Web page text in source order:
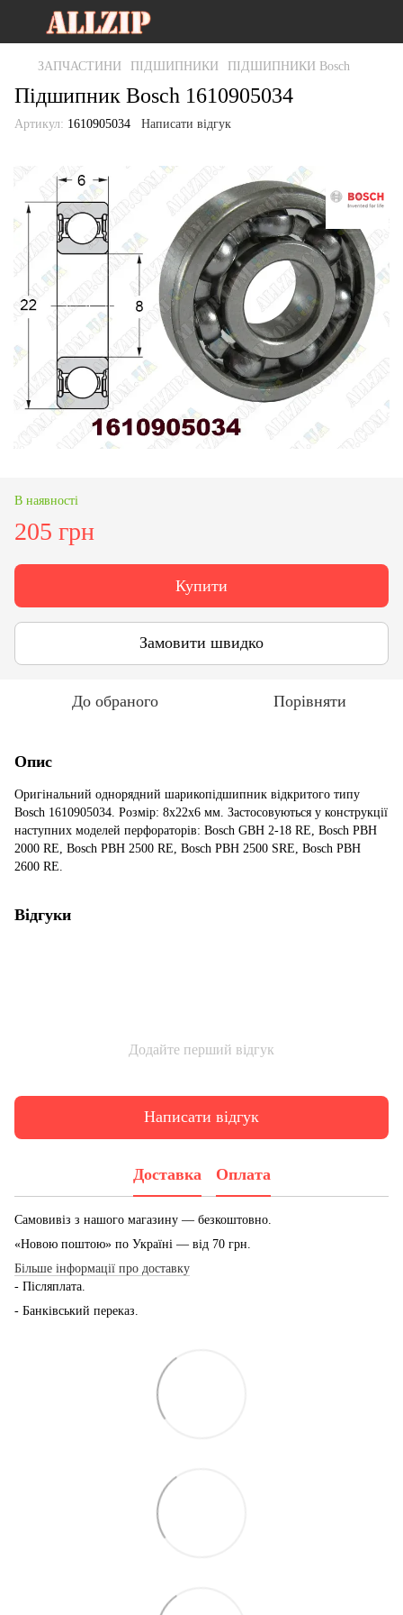
ЗАПЧАСТИНИ ПІДШИПНИКИ ПІДШИПНИКИ Bosch
Підшипник Bosch 1610905034
Артикул: 1610905034 Написати відгук
В наявності
205 грн
Купити
Замовити швидко
До обраного Порівняти
Опис
Оригінальний однорядний шарикопідшипник відкритого типу
Bosch 1610905034. Розмір: 8x22x6 мм. Застосовуються у конструкції
наступних моделей перфораторів: Bosch GBH 2-18 RE, Bosch PBH
2000 RE, Bosch PBH 2500 RE, Bosch PBH 2500 SRE, Bosch PBH
2600 RE.
Відгуки
Додайте перший відгук
Написати відгук
Доставка Оплата
Самовивіз з нашого магазину — безкоштовно.
«Новою поштою» по Україні — від 70 грн.
Більше інформації про доставку
- Післяплата.
- Банківський переказ.